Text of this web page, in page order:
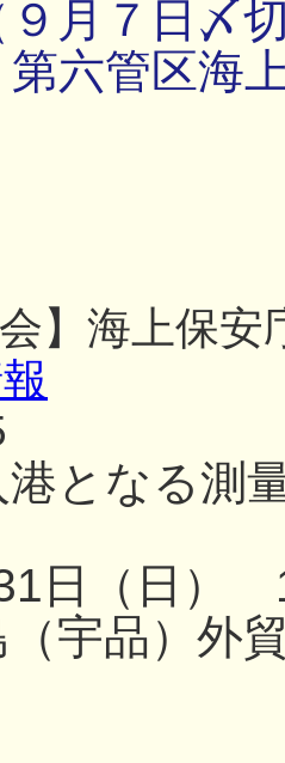
月７日〆
第六管区海
会】海上保
港となる測
日（日）
（宇品）外